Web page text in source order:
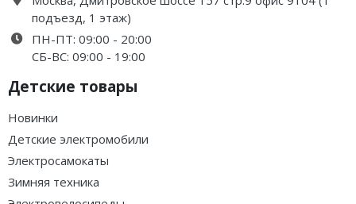
подъезд, 1 этаж)
ПН-ПТ: 09:00 - 20:00
СБ-ВС: 09:00 - 19:00
Детские товары
Новинки
Детские электромобили
Электросамокаты
Зимняя техника